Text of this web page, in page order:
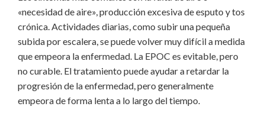
«necesidad de aire», producción excesiva de esputo y tos
crónica. Actividades diarias, como subir una pequeña
subida por escalera, se puede volver muy difícil a medida
que empeora la enfermedad. La EPOC es evitable, pero
no curable. El tratamiento puede ayudar a retardar la
progresión de la enfermedad, pero generalmente
empeora de forma lenta a lo largo del tiempo.